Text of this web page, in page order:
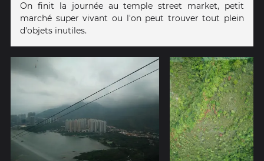
On finit la journée au temple street market, petit
marché super vivant ou l'on peut trouver tout plein
d'objets inutiles.